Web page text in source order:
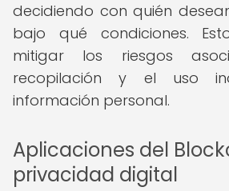
decidiendo con quién
bajo qué condiciones.
mitigar los riesgos
recopilación y el uso
información personal.
Aplicaciones del
privacidad digital